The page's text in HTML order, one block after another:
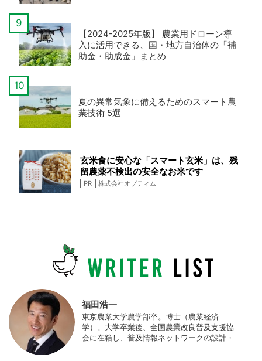
【2024-2025年版】 農業用ドローン導
入に活用できる、国・地方自治体の「補
助金・助成金」まとめ
夏の異常気象に備えるためのスマート農
業技術 5選
玄米食に安心な「スマート玄米」は、残
留農薬不検出の安全なお米です
PR 株式会社オプティム
福田浩一
東京農業大学農学部卒。博士（農業経済
学）。大学卒業後、全国農業改良普及支援協
会に在籍し、普及情報ネットワークの設計・